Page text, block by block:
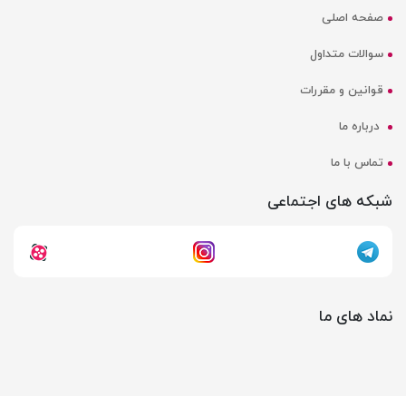
صفحه اصلی
سوالات متداول
قوانین و مقررات
درباره ما
تماس با ما
شبکه های اجتماعی
نماد های ما